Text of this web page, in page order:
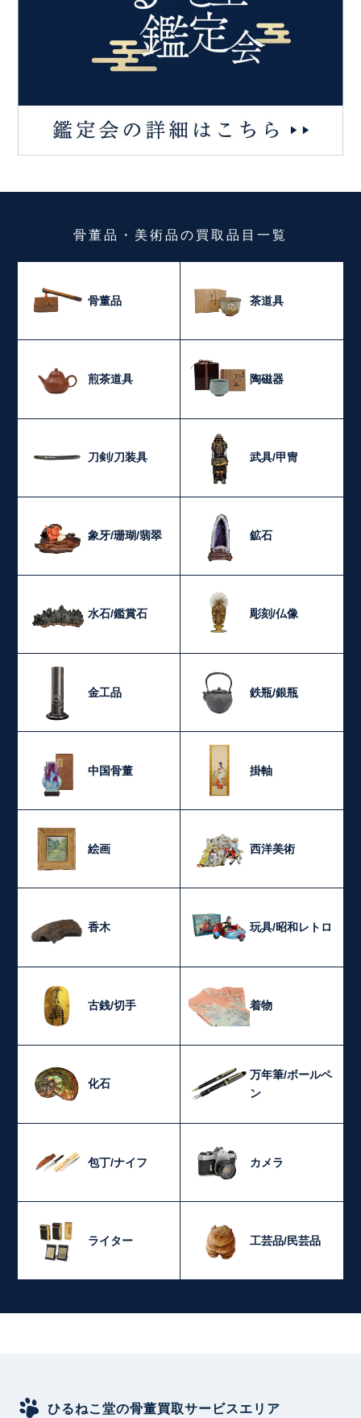
骨董品・美術品の買取品目一覧
骨董品 茶道具
煎茶道具 陶磁器
刀剣/刀装具 武具/甲冑
象牙/珊瑚/翡翠 鉱石
水石/鑑賞石 彫刻/仏像
金工品 鉄瓶/銀瓶
中国骨董 掛軸
絵画 西洋美術
香木 玩具/昭和レトロ
古銭/切手 着物
化石
万年筆/ボールペ
ン
包丁/ナイフ カメラ
ライター 工芸品/民芸品
ひるねこ堂の骨董買取サービスエリア